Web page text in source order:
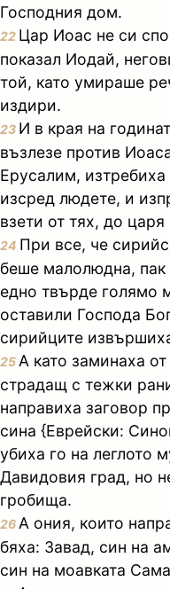
Господния дом.
22 Цар Иоас не си
показал Иодай,
той, като умираше
издири.
23 И в края на
възлезе против
Ерусалим,
изсред людете, и
взети от тях, до
24 При все, че
беше малолюдна, пак
едно твърде голямо
оставили Господа
сирийците
25 А като заминаха
страдащ с тежки
направиха заговор
сина {Еврейски:
убиха го на леглото
Давидовия град, но
гробища.
26 А ония, които
бяха: Завад, син на
син на моавката